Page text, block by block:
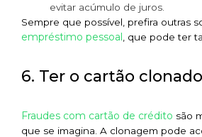
evitar acúmulo de juros.
Sempre que possível, prefira outras
empréstimo pessoal , que pode ter
6. Ter o cartão clonado
Fraudes com cartão de crédito são
que se imagina. A clonagem pode